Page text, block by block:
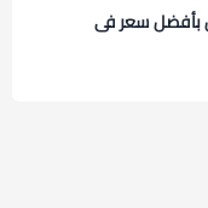
للمنازل بأفضل سعر فى